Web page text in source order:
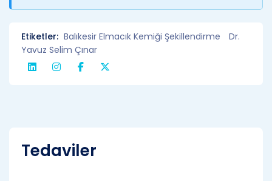
Etiketler: Balıkesir Elmacık Kemiği Şekillendirme
Dr.
Yavuz Selim Çınar
Tedaviler